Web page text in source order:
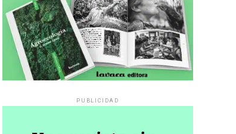
PUBLICIDAD